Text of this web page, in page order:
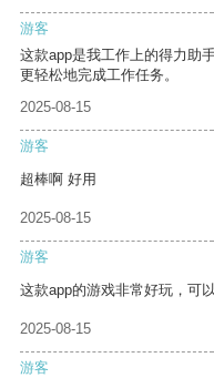
游客
这款app是我工作上的得力助
更轻松地完成工作任务。
2025-08-15
游客
超棒啊 好用
2025-08-15
游客
这款app的游戏非常好玩，可
2025-08-15
游客